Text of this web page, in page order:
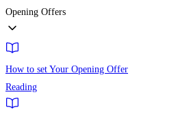
Opening Offers
How to set Your Opening Offer
Reading